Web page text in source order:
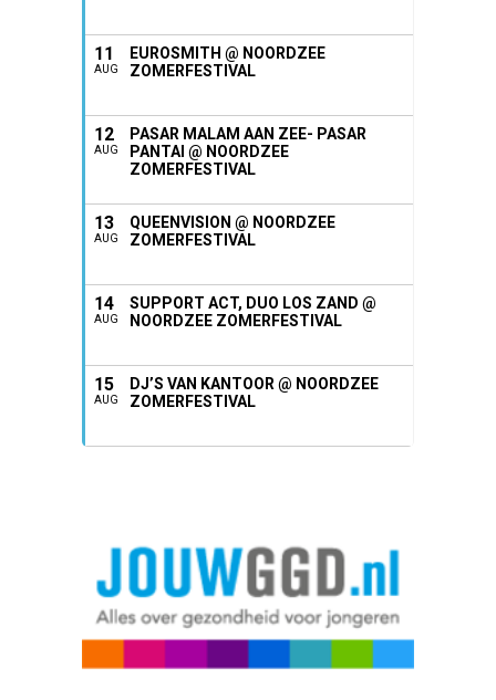
11
AUG
EUROSMITH @ NOORDZEE
ZOMERFESTIVAL
12
AUG
PASAR MALAM AAN ZEE- PASAR
PANTAI @ NOORDZEE
ZOMERFESTIVAL
13
AUG
QUEENVISION @ NOORDZEE
ZOMERFESTIVAL
14
AUG
SUPPORT ACT, DUO LOS ZAND @
NOORDZEE ZOMERFESTIVAL
15
AUG
DJ’S VAN KANTOOR @ NOORDZEE
ZOMERFESTIVAL